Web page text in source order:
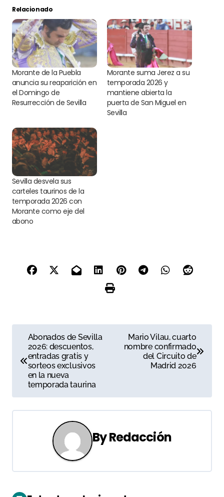
Relacionado
Morante de la Puebla
anuncia su reaparición en
el Domingo de
Resurrección de Sevilla
Morante suma Jerez a su
temporada 2026 y
mantiene abierta la
puerta de San Miguel en
Sevilla
Sevilla desvela sus
carteles taurinos de la
temporada 2026 con
Morante como eje del
abono
a
e
g
i
Abonados de Sevilla
2026: descuentos,
entradas gratis y
sorteos exclusivos
en la nueva
temporada taurina
Mario Vilau, cuarto
nombre confirmado
del Circuito de
Madrid 2026
ByRedacción